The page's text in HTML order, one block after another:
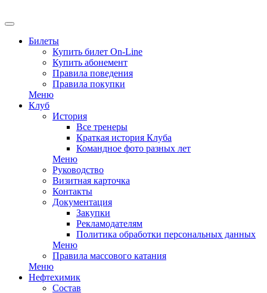
Билеты
Купить билет On-Line
Купить абонемент
Правила поведения
Правила покупки
Меню
Клуб
История
Все тренеры
Краткая история Клуба
Командное фото разных лет
Меню
Руководство
Визитная карточка
Контакты
Документация
Закупки
Рекламодателям
Политика обработки персональных данных
Меню
Правила массового катания
Меню
Нефтехимик
Состав